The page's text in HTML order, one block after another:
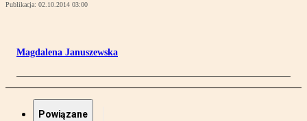
Publikacja: 02.10.2014 03:00
Magdalena Januszewska
Powiązane